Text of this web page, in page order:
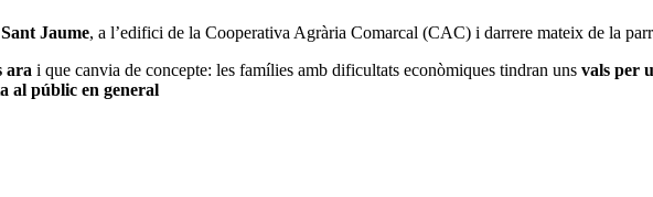
Jaume, a l’edifici de la Cooperativa Agrària Comarcal (CAC) i darrere mateix de la
ara i que canvia de concepte: les famílies amb dificultats econòmiques tindran uns vals per
al públic en general